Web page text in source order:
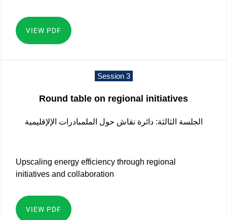
VIEW PDF
Session 3
Round table on regional initiatives
الجلسة الثالثة: دائرة نقاش حول الملمبادرات الإلإقليمية
Upscaling energy efficiency through regional
initiatives and collaboration
VIEW PDF